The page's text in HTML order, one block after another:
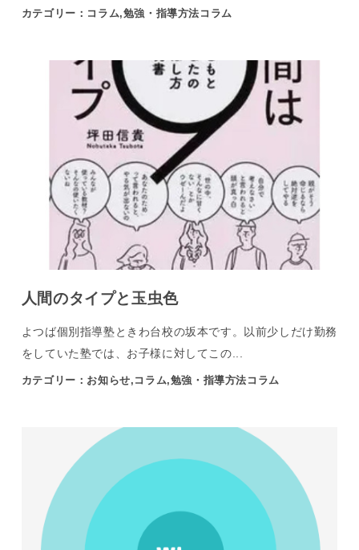
カテゴリー：コラム,勉強・指導方法コラム
人間のタイプと玉虫色
よつば個別指導塾ときわ台校の坂本です。以前少しだけ勤務
をしていた塾では、お子様に対してこの...
カテゴリー：お知らせ,コラム,勉強・指導方法コラム